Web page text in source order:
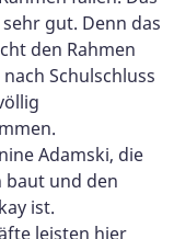
gut. Denn das
den Rahmen
Schulschluss
Adamski, die
baut und den
ist.
leisten hier